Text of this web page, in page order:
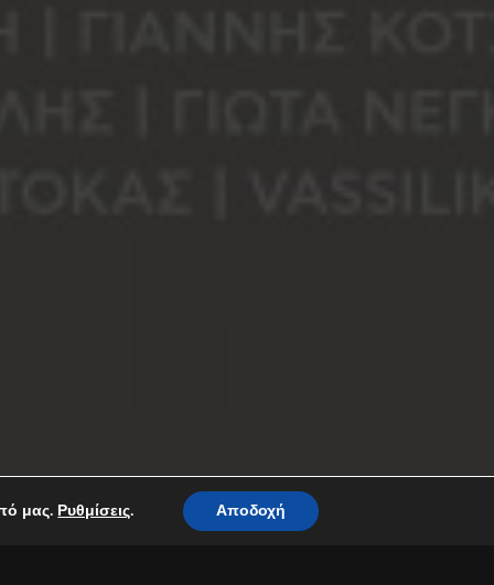
μας. Ρυθμίσεις. Αποδοχή